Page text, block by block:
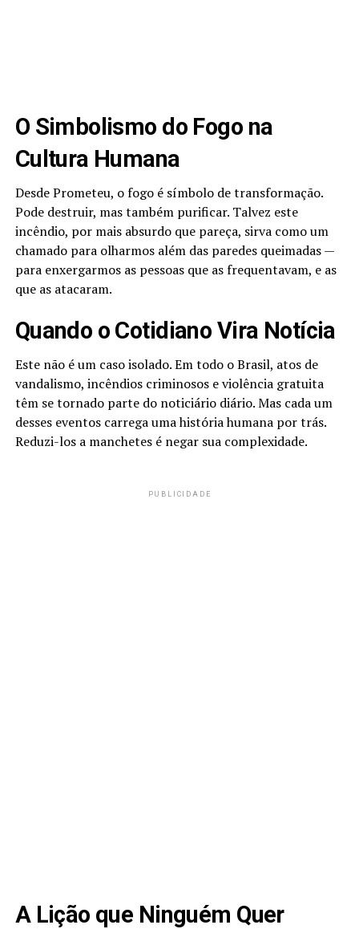
O Simbolismo do Fogo na
Cultura Humana
Desde Prometeu, o fogo é símbolo de transformação.
Pode destruir, mas também purificar. Talvez este
incêndio, por mais absurdo que pareça, sirva como um
chamado para olharmos além das paredes queimadas —
para enxergarmos as pessoas que as frequentavam, e as
que as atacaram.
Quando o Cotidiano Vira Notícia
Este não é um caso isolado. Em todo o Brasil, atos de
vandalismo, incêndios criminosos e violência gratuita
têm se tornado parte do noticiário diário. Mas cada um
desses eventos carrega uma história humana por trás.
Reduzi-los a manchetes é negar sua complexidade.
PUBLICIDADE
A Lição que Ninguém Quer